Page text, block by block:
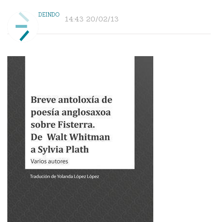
DEINDO 14:43 20/02/13